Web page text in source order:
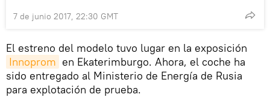
7 de junio 2017, 22:30 GMT
El estreno del modelo tuvo lugar en la exposición
Innoprom en Ekaterimburgo. Ahora, el coche ha
sido entregado al Ministerio de Energía de Rusia
para explotación de prueba.